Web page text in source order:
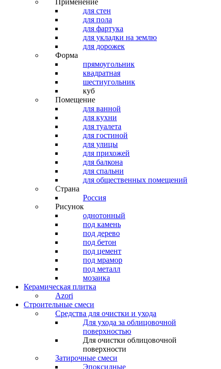
Применение
для стен
для пола
для фартука
для укладки на землю
для дорожек
Форма
прямоугольник
квадратная
шестиугольник
куб
Помещение
для ванной
для кухни
для туалета
для гостиной
для улицы
для прихожей
для балкона
для спальни
для общественных помещений
Страна
Россия
Рисунок
однотонный
под камень
под дерево
под бетон
под цемент
под мрамор
под металл
мозаика
Керамическая плитка
Azori
Строительные смеси
Средства для очистки и ухода
Для ухода за облицовочной
поверхностью
Для очистки облицовочной
поверхности
Затирочные смеси
Эпоксидные